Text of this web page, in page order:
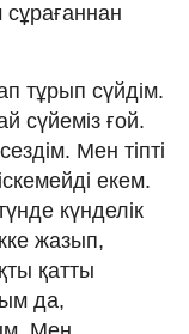
тұрып сүйдім.
сүйеміз ғой.
Мен тіпті
екем.
күнделік
жазып,
қатты
да,